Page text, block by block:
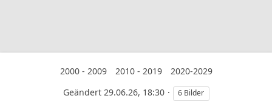
2000 - 2009 2010 - 2019
2020-2029
Geändert29.06.26, 18:30 6 Bilder